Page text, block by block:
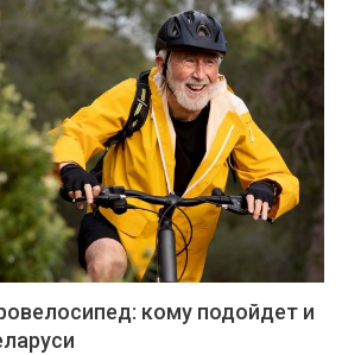
кому подойдет и